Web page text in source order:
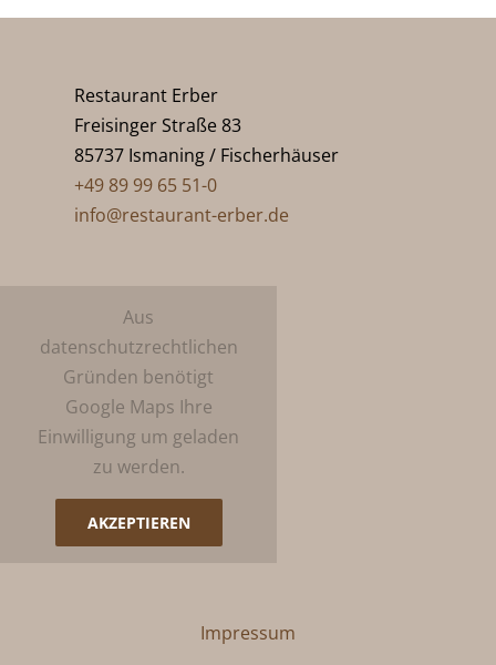
Restaurant Erber
Freisinger Straße 83
85737 Ismaning / Fischerhäuser
+49 89 99 65 51-0
info@restaurant-erber.de
Aus
datenschutzrechtlichen
Gründen benötigt
Google Maps Ihre
Einwilligung um geladen
zu werden.
AKZEPTIEREN
Impressum